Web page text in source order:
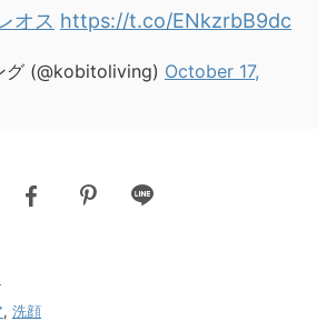
オス https://t.co/ENkzrbB9dc
(@kobitoliving) October 17,
, 洗顔